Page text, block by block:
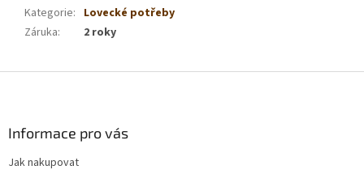
Kategorie: Lovecké potřeby
Záruka: 2 roky
Informace pro vás
Jak nakupovat